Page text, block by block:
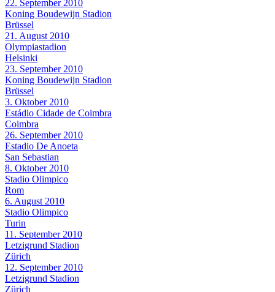
22. September 2010
Koning Boudewijn Stadion
Brüssel
21. August 2010
Olympiastadion
Helsinki
23. September 2010
Koning Boudewijn Stadion
Brüssel
3. Oktober 2010
Estádio Cidade de Coimbra
Coimbra
26. September 2010
Estadio De Anoeta
San Sebastian
8. Oktober 2010
Stadio Olimpico
Rom
6. August 2010
Stadio Olimpico
Turin
11. September 2010
Letzigrund Stadion
Zürich
12. September 2010
Letzigrund Stadion
Zürich